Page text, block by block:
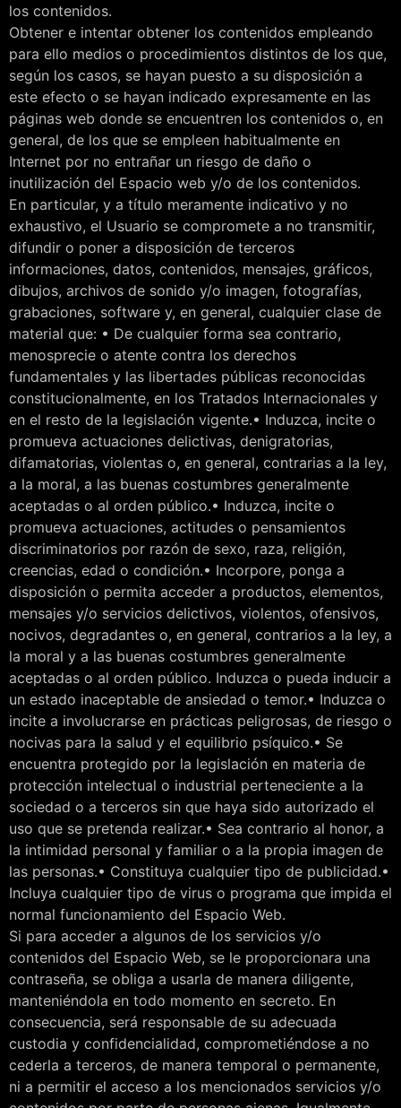
los contenidos.
Obtener e intentar obtener los contenidos empleando
para ello medios o procedimientos distintos de los que,
según los casos, se hayan puesto a su disposición a
este efecto o se hayan indicado expresamente en las
páginas web donde se encuentren los contenidos o, en
general, de los que se empleen habitualmente en
Internet por no entrañar un riesgo de daño o
inutilización del Espacio web y/o de los contenidos.
En particular, y a título meramente indicativo y no
exhaustivo, el Usuario se compromete a no transmitir,
difundir o poner a disposición de terceros
informaciones, datos, contenidos, mensajes, gráficos,
dibujos, archivos de sonido y/o imagen, fotografías,
grabaciones, software y, en general, cualquier clase de
material que: • De cualquier forma sea contrario,
menosprecie o atente contra los derechos
fundamentales y las libertades públicas reconocidas
constitucionalmente, en los Tratados Internacionales y
en el resto de la legislación vigente.• Induzca, incite o
promueva actuaciones delictivas, denigratorias,
difamatorias, violentas o, en general, contrarias a la ley,
a la moral, a las buenas costumbres generalmente
aceptadas o al orden público.• Induzca, incite o
promueva actuaciones, actitudes o pensamientos
discriminatorios por razón de sexo, raza, religión,
creencias, edad o condición.• Incorpore, ponga a
disposición o permita acceder a productos, elementos,
mensajes y/o servicios delictivos, violentos, ofensivos,
nocivos, degradantes o, en general, contrarios a la ley, a
la moral y a las buenas costumbres generalmente
aceptadas o al orden público. Induzca o pueda inducir a
un estado inaceptable de ansiedad o temor.• Induzca o
incite a involucrarse en prácticas peligrosas, de riesgo o
nocivas para la salud y el equilibrio psíquico.• Se
encuentra protegido por la legislación en materia de
protección intelectual o industrial perteneciente a la
sociedad o a terceros sin que haya sido autorizado el
uso que se pretenda realizar.• Sea contrario al honor, a
la intimidad personal y familiar o a la propia imagen de
las personas.• Constituya cualquier tipo de publicidad.•
Incluya cualquier tipo de virus o programa que impida el
normal funcionamiento del Espacio Web.
Si para acceder a algunos de los servicios y/o
contenidos del Espacio Web, se le proporcionara una
contraseña, se obliga a usarla de manera diligente,
manteniéndola en todo momento en secreto. En
consecuencia, será responsable de su adecuada
custodia y confidencialidad, comprometiéndose a no
cederla a terceros, de manera temporal o permanente,
ni a permitir el acceso a los mencionados servicios y/o